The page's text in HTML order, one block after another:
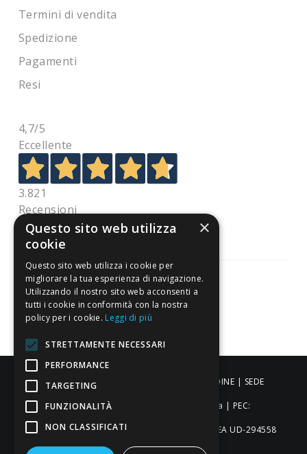
Termini di vendita
Spedizione
Pagamenti
Resi
4,7/5
Eccellente
3.821
Recensioni
Pagamenti sicuri
ALDIGIÙ S.R.L. | Via Cortazzis 15 33100 - UDINE | SEDE
OPERATIVA: Via del Progresso 3 - Padova | PEC:
aldigiusrl@pec.it | C.F. e P.IVA 02873920306 REA UD-294558
×
Questo sito web utilizza
cookie
Questo sito web utilizza i cookie per
migliorare la tua esperienza di navigazione.
Utilizzando il nostro sito web acconsenti a
tutti i cookie in conformità con la nostra
policy per i cookie. Leggi di più
STRETTAMENTE NECESSARI
PERFORMANCE
TARGETING
FUNZIONALITÀ
NON CLASSIFICATI